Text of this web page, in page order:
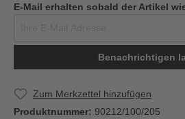
E-Mail erhalten sobald der Artikel
Benachrichtigen
Zum Merkzettel hinzufügen
Produktnummer: 90212/100/205